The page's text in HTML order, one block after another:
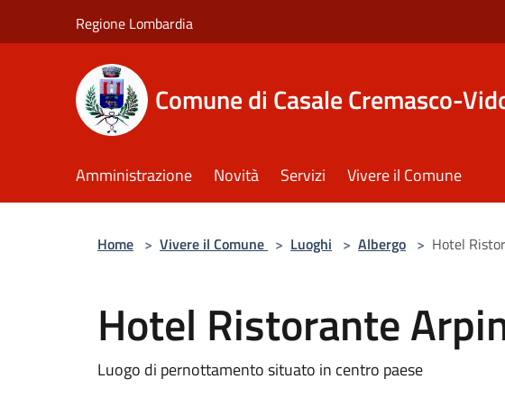
Regione Lombardia
Comune di Casale Cremasco-
Amministrazione Novità Servizi Vivere il Comune
Home > Vivere il Comune > Luoghi > Albergo > Hotel
Hotel Ristorante
Luogo di pernottamento situato in centro paese